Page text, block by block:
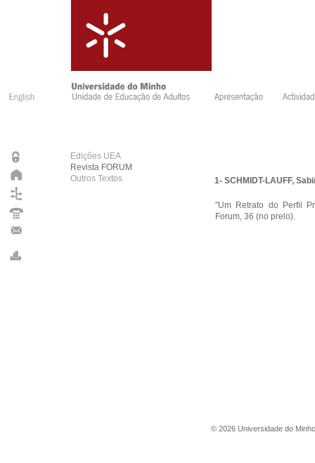
Edições UEA
Revista FORUM
Outros Textos
1- SCHMIDT-LAUFF,
"Um Retrato do Perfil
Forum, 36 (no prelo).
© 2026 Universidade do